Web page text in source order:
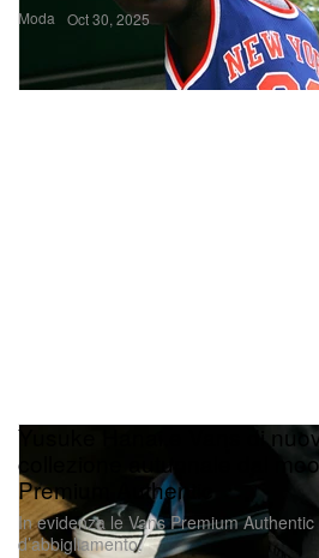
Moda Oct 30, 2025
Yusuke Hanai e Vans di
collezione autunnale dal
Premium Authentic
In evidenza le Vans Premium
d’abbigliamento.